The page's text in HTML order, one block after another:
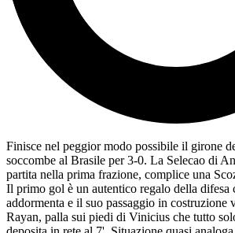
Finisce nel peggior modo possibile il girone
soccombe al Brasile per 3-0. La Selecao di
partita nella prima frazione, complice una
Il primo gol è un autentico regalo della difesa
addormenta e il suo passaggio in costruzione
Rayan, palla sui piedi di Vinicius che tutto